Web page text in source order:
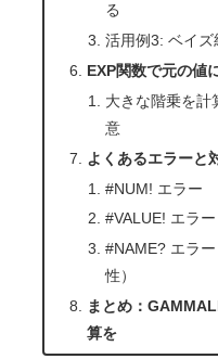
る
活用例3: ベイズ
EXP関数で元の値
大きな階乗を計
意
よくあるエラーと
#NUM! エラー
#VALUE! エラー
#NAME? エラ
性）
まとめ：
算を